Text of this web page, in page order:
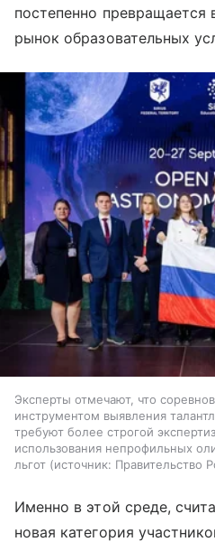
постепенно превращается
рынок образовательных
Эксперты отмечают, что
инструментом выявления
требуют более строгой
использования непрофильных
льгот
источник: Правительство
Именно в этой среде,
новая категория